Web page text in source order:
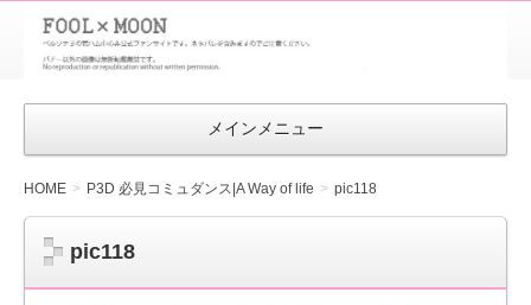
FOOL×MOON
｜ペルソナ
3 荒ハム中
メインメニュー
HOME P3D 必見コミュダンス|A Way of life pic118
pic118